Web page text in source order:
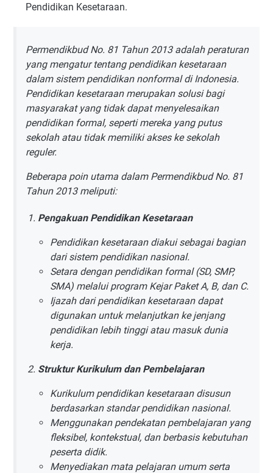
Pendidikan Kesetaraan.
Permendikbud No. 81 Tahun 2013 adalah peraturan
yang mengatur tentang pendidikan kesetaraan
dalam sistem pendidikan nonformal di Indonesia.
Pendidikan kesetaraan merupakan solusi bagi
masyarakat yang tidak dapat menyelesaikan
pendidikan formal, seperti mereka yang putus
sekolah atau tidak memiliki akses ke sekolah
reguler.
Beberapa poin utama dalam Permendikbud No. 81
Tahun 2013 meliputi:
Pengakuan Pendidikan Kesetaraan
Pendidikan kesetaraan diakui sebagai bagian
dari sistem pendidikan nasional.
Setara dengan pendidikan formal (SD, SMP,
SMA) melalui program Kejar Paket A, B, dan C.
Ijazah dari pendidikan kesetaraan dapat
digunakan untuk melanjutkan ke jenjang
pendidikan lebih tinggi atau masuk dunia
kerja.
Struktur Kurikulum dan Pembelajaran
Kurikulum pendidikan kesetaraan disusun
berdasarkan standar pendidikan nasional.
Menggunakan pendekatan pembelajaran yang
fleksibel, kontekstual, dan berbasis kebutuhan
peserta didik.
Menyediakan mata pelajaran umum serta